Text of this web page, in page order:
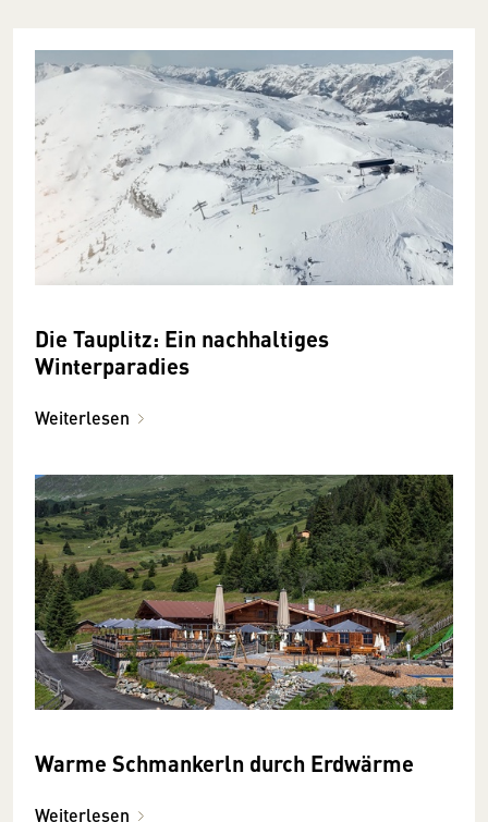
Die Tauplitz: Ein nachhaltiges
Winterparadies
Weiterlesen
Warme Schmankerln durch Erdwärme
Weiterlesen